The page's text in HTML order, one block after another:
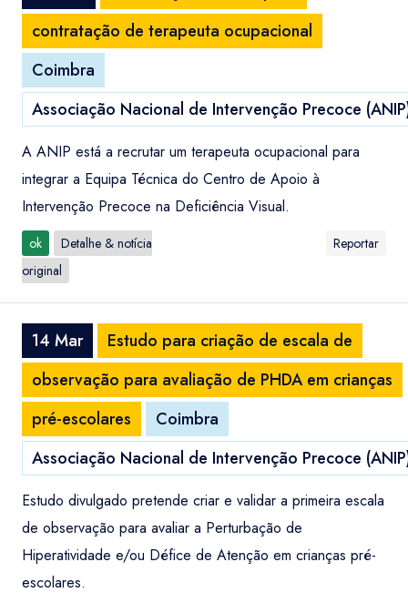
contratação de terapeuta ocupacional
Coimbra
Associação Nacional de Intervenção Precoce
A ANIP está a recrutar um terapeuta ocupacional para
integrar a Equipa Técnica do Centro de Apoio à
Intervenção Precoce na Deficiência Visual.
ok
Detalhe & notícia
original
Reportar
14 Mar
Estudo para criação de escala de
observação para avaliação de PHDA em crianças
pré-escolares
Coimbra
Associação Nacional de Intervenção Precoce
Estudo divulgado pretende criar e validar a primeira escala
de observação para avaliar a Perturbação de
Hiperatividade e/ou Défice de Atenção em crianças pré-
escolares.